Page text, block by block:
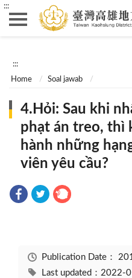
:::
:::
Home Soal jawab
4.Hỏi: Sau khi
phạt án treo, thì
hành những
viên yêu cầu?
Publication Date：
Last updated：2022-